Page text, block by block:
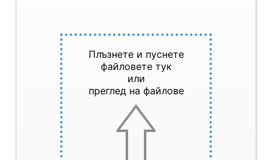
Плъзнете и пуснете
файловете тук
или
преглед на файлове